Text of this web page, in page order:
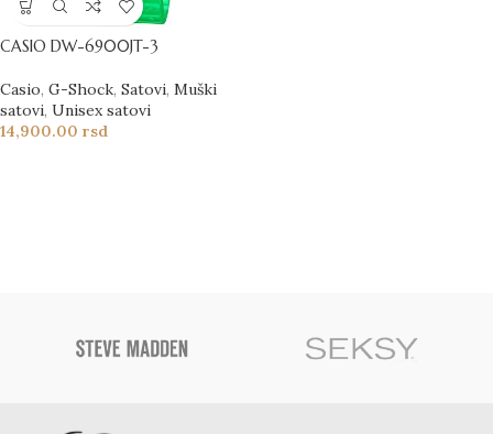
CASIO DW-6900JT-3
Casio, G-Shock, Satovi, Muški
satovi, Unisex satovi
14,900.00 rsd